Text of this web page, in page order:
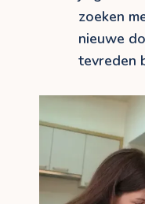
zoeken
nieuwe
tevreden